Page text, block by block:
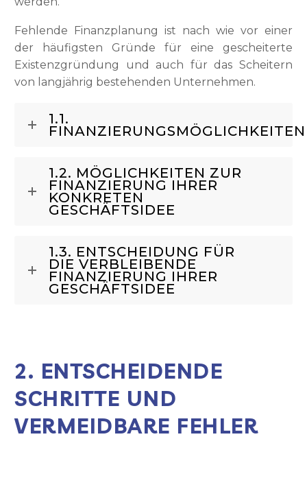
Fehlende Finanzplanung ist nach wie vor einer
der häufigsten Gründe für eine gescheiterte
Existenzgründung und auch für das Scheitern
von langjährig bestehenden Unternehmen.
1.1.
FINANZIERUNGSMÖGLICHKEITEN
1.2. MÖGLICHKEITEN ZUR
FINANZIERUNG IHRER
KONKRETEN
GESCHÄFTSIDEE
1.3. ENTSCHEIDUNG FÜR
DIE VERBLEIBENDE
FINANZIERUNG IHRER
GESCHÄFTSIDEE
2. ENTSCHEIDENDE
SCHRITTE UND
VERMEIDBARE FEHLER